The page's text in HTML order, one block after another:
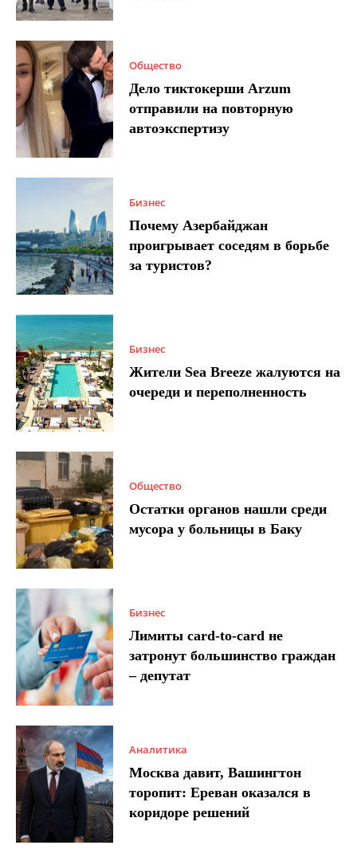
Общество
Дело тиктокерши Arzum
отправили на повторную
автоэкспертизу
Бизнес
Почему Азербайджан
проигрывает соседям в борьбе
за туристов?
Бизнес
Жители Sea Breeze жалуются на
очереди и переполненность
Общество
Остатки органов нашли среди
мусора у больницы в Баку
Бизнес
Лимиты card-to-card не
затронут большинство граждан
– депутат
Аналитика
Москва давит, Вашингтон
торопит: Ереван оказался в
коридоре решений